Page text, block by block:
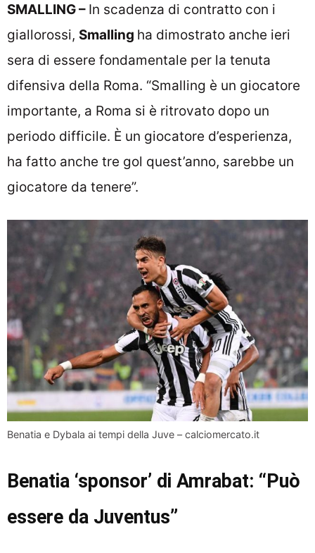
SMALLING – In scadenza di contratto con i
giallorossi, Smalling ha dimostrato anche ieri
sera di essere fondamentale per la tenuta
difensiva della Roma. “Smalling è un giocatore
importante, a Roma si è ritrovato dopo un
periodo difficile. È un giocatore d’esperienza,
ha fatto anche tre gol quest’anno, sarebbe un
giocatore da tenere”.
Benatia e Dybala ai tempi della Juve – calciomercato.it
Benatia ‘sponsor’ di Amrabat: “Può
essere da Juventus”